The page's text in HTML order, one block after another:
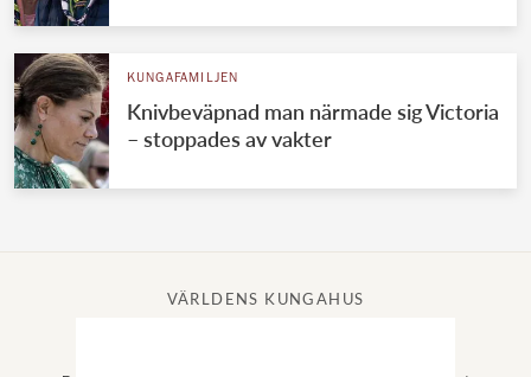
KUNGAFAMILJEN
Knivbeväpnad man närmade sig Victoria
– stoppades av vakter
VÄRLDENS KUNGAHUS